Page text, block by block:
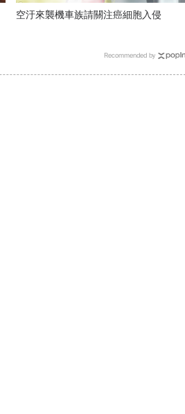
空汙來襲機車族請關注癌細胞入侵
Recommended by